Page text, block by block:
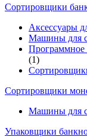
Cортировщики
Аксессуары
Машины для
Программное
(1)
Сортировщики
Машины для
Упаковщики